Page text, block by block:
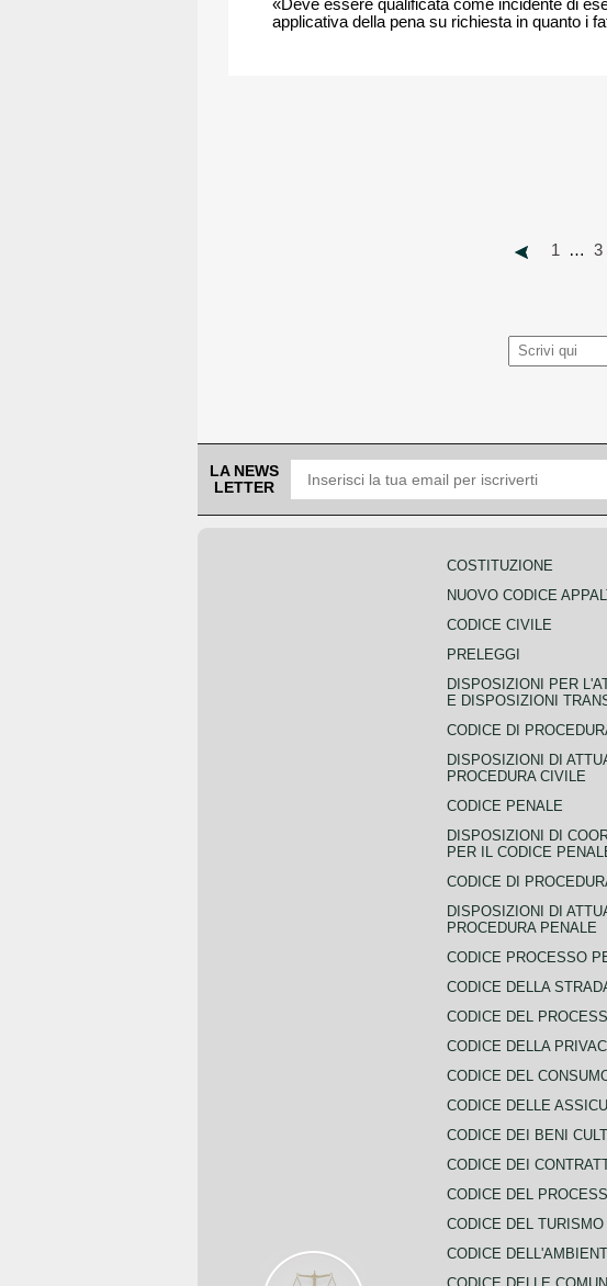
«Deve essere qualificata come incidente di
applicativa della pena su richiesta in quanto i
1 … 3
LA NEWS
LETTER
COSTITUZIONE
NUOVO CODICE
CODICE CIVILE
PRELEGGI
DISPOSIZIONI PER
E DISPOSIZIONI
CODICE DI
DISPOSIZIONI DI
PROCEDURA CIVILE
CODICE PENALE
DISPOSIZIONI DI
PER IL CODICE
CODICE DI
DISPOSIZIONI DI
PROCEDURA PENALE
CODICE PROCESSO
CODICE DELLA
CODICE DEL
CODICE DELLA
CODICE DEL
CODICE DELLE
CODICE DEI BENI
CODICE DEI
CODICE DEL
CODICE DEL TURISMO
CODICE